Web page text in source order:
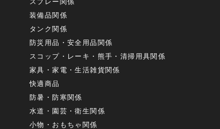
装備品関係
タンク関係
防災用品・安全用品関係
スコップ・レーキ・熊手・清掃用具関係
家具・家電・生活雑貨関係
快適商品
防暑・防寒関係
水道・園芸・衛生関係
小物・おもちゃ関係